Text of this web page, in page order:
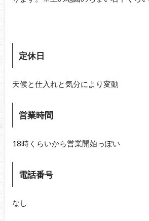
定休日
天候と仕入れと気分により変動
営業時間
18時くらいから営業開始っぽい
電話番号
なし